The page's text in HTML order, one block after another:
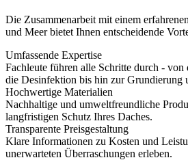
Die Zusammenarbeit mit einem
und Meer bietet Ihnen entscheidende
Umfassende Expertise
Fachleute führen alle Schritte durch -
die Desinfektion bis hin zur Grundierung
Hochwertige Materialien
Nachhaltige und umweltfreundliche
langfristigen Schutz Ihres Daches.
Transparente Preisgestaltung
Klare Informationen zu Kosten und
unerwarteten Überraschungen erleben.